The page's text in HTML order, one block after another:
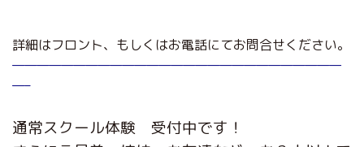
詳細はフロント、もしくはお電話にてお問合せください。
———————————————————————————
—–
通常スクール体験 受付中です！